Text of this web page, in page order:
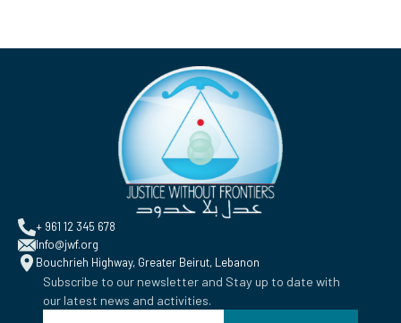
+ 961 12 345 678
Info@jwf.org
Bouchrieh Highway, Greater Beirut, Lebanon
Subscribe to our newsletter and Stay up to date with
our latest news and activities.